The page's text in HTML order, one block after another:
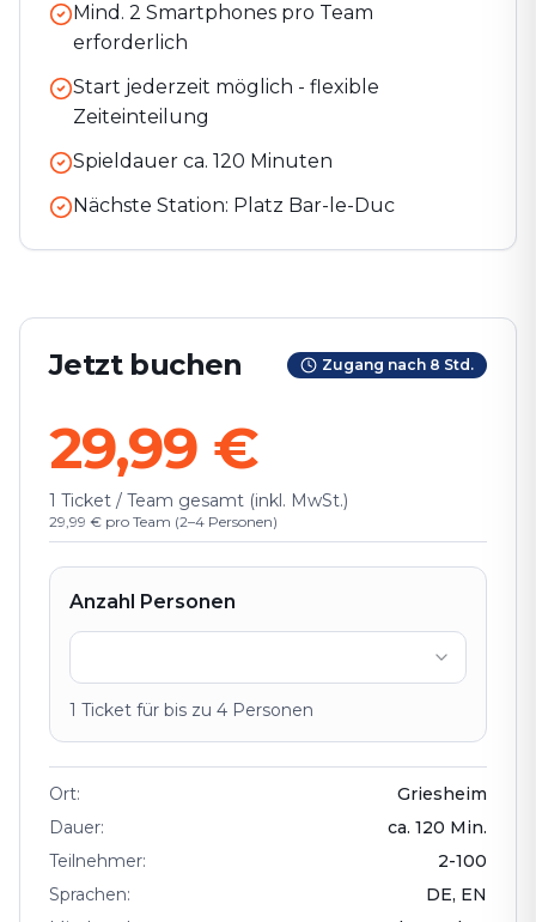
Mind. 2 Smartphones pro Team
erforderlich
Start jederzeit möglich - flexible
Zeiteinteilung
Spieldauer ca. 120 Minuten
Nächste Station: Platz Bar-le-Duc
Jetzt buchen Zugang nach 8 Std.
29,99 €
1 Ticket / Team gesamt (inkl. MwSt.)
29,99 € pro Team (2–4 Personen)
Anzahl Personen
1 Ticket für bis zu 4 Personen
Ort:
Griesheim
Dauer: ca. 120 Min.
Teilnehmer: 2-100
Sprachen:
DE, EN